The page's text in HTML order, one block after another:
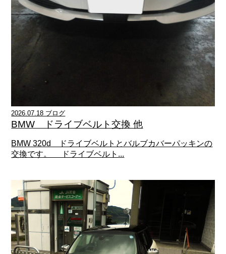
2026.07.18 ブログ
BMW ドライブベルト交換 他
BMW 320d ドライブベルトとバルブカバーパッキンの
交換です。 ドライブベルト...